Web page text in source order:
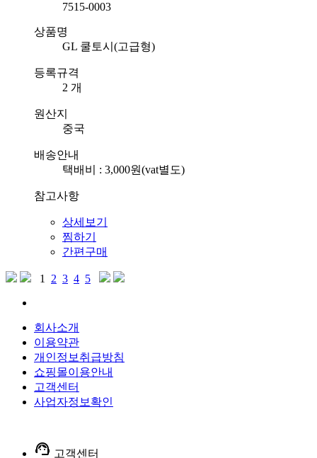
7515-0003
상품명
GL 쿨토시(고급형)
등록규격
2 개
원산지
중국
배송안내
택배비 : 3,000원(vat별도)
참고사항
상세보기
찜하기
간편구매
1 2 3 4 5
회사소개
이용약관
개인정보취급방침
쇼핑몰이용안내
고객센터
사업자정보확인
support_agent 고객센터